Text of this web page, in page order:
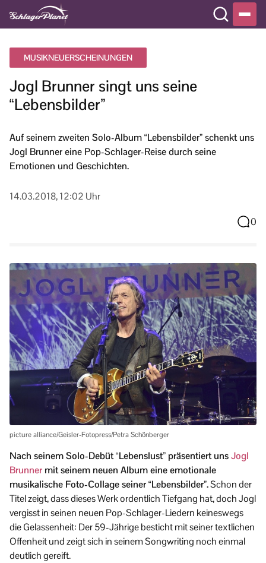
MUSIKNEUERSCHEINUNGEN
Jogl Brunner singt uns seine
“Lebensbilder”
Auf seinem zweiten Solo-Album “Lebensbilder” schenkt uns
Jogl Brunner eine Pop-Schlager-Reise durch seine
Emotionen und Geschichten.
14.03.2018, 12:02 Uhr
0
picture alliance/Geisler-Fotopress/Petra Schönberger
Nach seinem Solo-Debüt “Lebenslust” präsentiert unsJogl
Brunner mit seinem neuen Album eine emotionale
musikalische Foto-Collage seiner “Lebensbilder”.Schon der
Titel zeigt, dass dieses Werk ordentlich Tiefgang hat, doch Jogl
vergisst in seinen neuen Pop-Schlager-Liedern keineswegs
die Gelassenheit: Der 59-Jährige besticht mit seiner textlichen
Offenheit und zeigt sich in seinem Songwriting noch einmal
deutlich gereift.